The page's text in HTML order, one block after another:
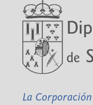
La Corporación